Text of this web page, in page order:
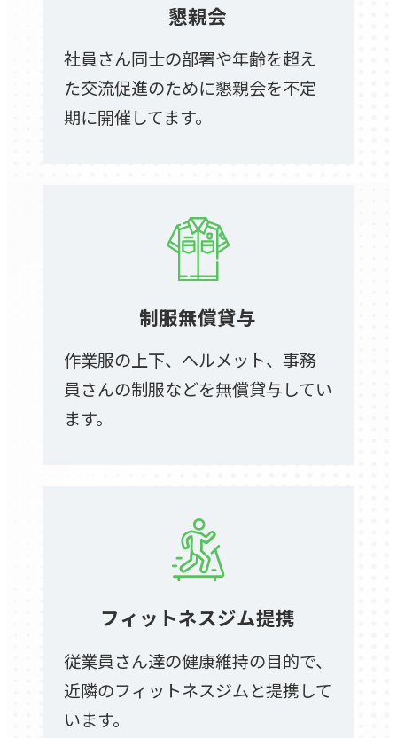
懇親会
社員さん同士の部署や年齢を超え
た交流促進のために懇親会を不定
期に開催してます。
制服無償貸与
作業服の上下、ヘルメット、事務
員さんの制服などを無償貸与してい
ます。
フィットネスジム提携
従業員さん達の健康維持の目的で、
近隣のフィットネスジムと提携して
います。